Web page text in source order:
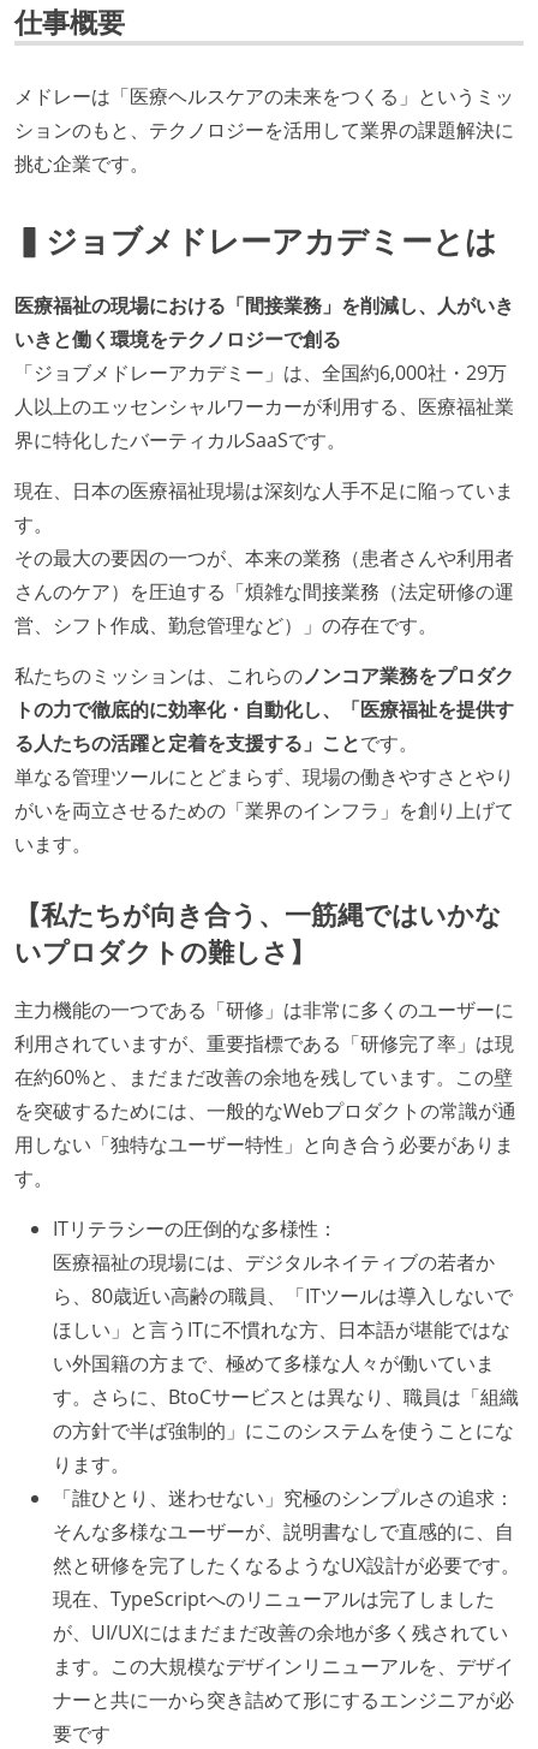
仕事概要
メドレーは「医療ヘルスケアの未来をつくる」というミッ
ションのもと、テクノロジーを活用して業界の課題解決に
挑む企業です。
▍ジョブメドレーアカデミーとは
医療福祉の現場における「間接業務」を削減し、人がいき
いきと働く環境をテクノロジーで創る
「ジョブメドレーアカデミー」は、全国約6,000社・29万
人以上のエッセンシャルワーカーが利用する、医療福祉業
界に特化したバーティカルSaaSです。
現在、日本の医療福祉現場は深刻な人手不足に陥っていま
す。
その最大の要因の一つが、本来の業務（患者さんや利用者
さんのケア）を圧迫する「煩雑な間接業務（法定研修の運
営、シフト作成、勤怠管理など）」の存在です。
私たちのミッションは、これらのノンコア業務をプロダク
トの力で徹底的に効率化・自動化し、「医療福祉を提供す
る人たちの活躍と定着を支援する」ことです。
単なる管理ツールにとどまらず、現場の働きやすさとやり
がいを両立させるための「業界のインフラ」を創り上げて
います。
【私たちが向き合う、一筋縄ではいかな
いプロダクトの難しさ】
主力機能の一つである「研修」は非常に多くのユーザーに
利用されていますが、重要指標である「研修完了率」は現
在約60%と、まだまだ改善の余地を残しています。この壁
を突破するためには、一般的なWebプロダクトの常識が通
用しない「独特なユーザー特性」と向き合う必要がありま
す。
ITリテラシーの圧倒的な多様性：
医療福祉の現場には、デジタルネイティブの若者か
ら、80歳近い高齢の職員、「ITツールは導入しないで
ほしい」と言うITに不慣れな方、日本語が堪能ではな
い外国籍の方まで、極めて多様な人々が働いていま
す。さらに、BtoCサービスとは異なり、職員は「組織
の方針で半ば強制的」にこのシステムを使うことにな
ります。
「誰ひとり、迷わせない」究極のシンプルさの追求：
そんな多様なユーザーが、説明書なしで直感的に、自
然と研修を完了したくなるようなUX設計が必要です。
現在、TypeScriptへのリニューアルは完了しました
が、UI/UXにはまだまだ改善の余地が多く残されてい
ます。この大規模なデザインリニューアルを、デザイ
ナーと共に一から突き詰めて形にするエンジニアが必
要です